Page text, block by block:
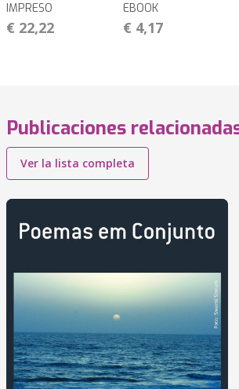
IMPRESO
€ 22,22
EBOOK
€ 4,17
Publicaciones
Ver la lista completa